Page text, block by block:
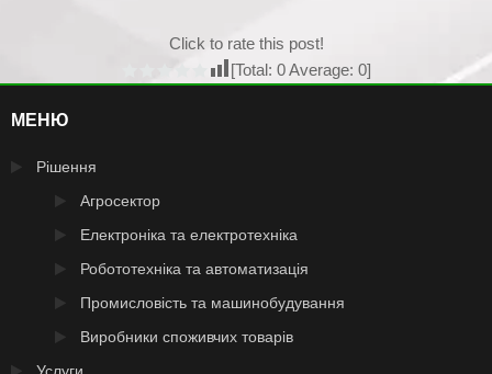
Click to rate this post!
[Total: 0Average: 0]
МЕНЮ
Рішення
Агросектор
Електроніка та електротехніка
Робототехніка та автоматизація
Промисловість та машинобудування
Виробники споживчих товарів